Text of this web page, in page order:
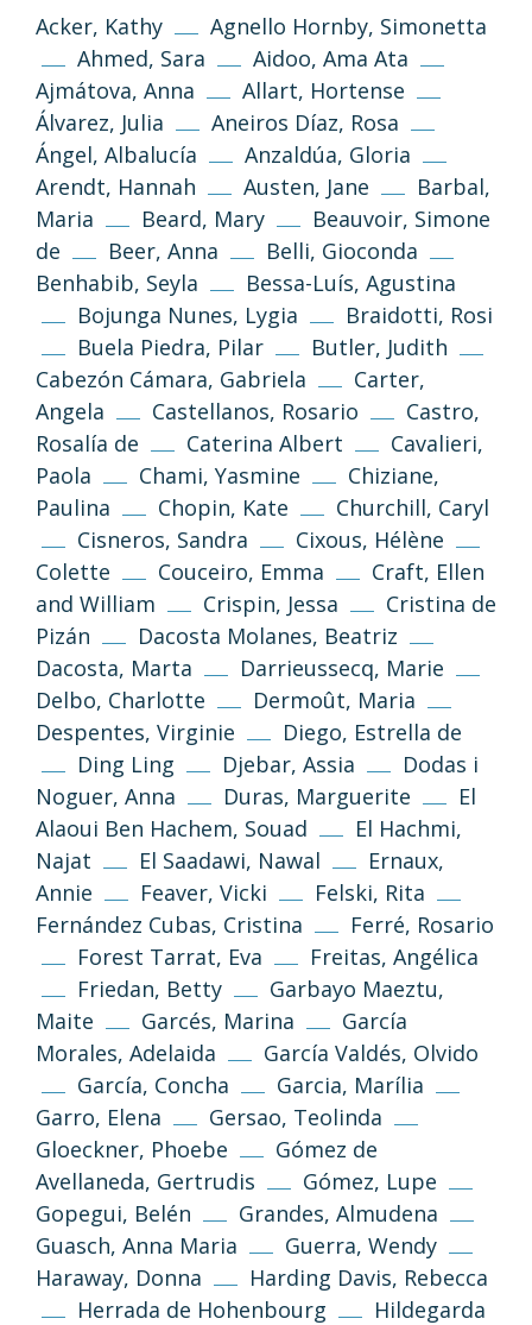
Acker, Kathy
Agnello Hornby, Simonetta
Ahmed, Sara
Aidoo, Ama Ata
Ajmátova, Anna
Allart, Hortense
Álvarez, Julia
Aneiros Díaz, Rosa
Ángel, Albalucía
Anzaldúa, Gloria
Arendt, Hannah
Austen, Jane
Barbal,
Maria
Beard, Mary
Beauvoir, Simone
de
Beer, Anna
Belli, Gioconda
Benhabib, Seyla
Bessa-Luís, Agustina
Bojunga Nunes, Lygia
Braidotti, Rosi
Buela Piedra, Pilar
Butler, Judith
Cabezón Cámara, Gabriela
Carter,
Angela
Castellanos, Rosario
Castro,
Rosalía de
Caterina Albert
Cavalieri,
Paola
Chami, Yasmine
Chiziane,
Paulina
Chopin, Kate
Churchill, Caryl
Cisneros, Sandra
Cixous, Hélène
Colette
Couceiro, Emma
Craft, Ellen
and William
Crispin, Jessa
Cristina de
Pizán
Dacosta Molanes, Beatriz
Dacosta, Marta
Darrieussecq, Marie
Delbo, Charlotte
Dermoût, Maria
Despentes, Virginie
Diego, Estrella de
Ding Ling
Djebar, Assia
Dodas i
Noguer, Anna
Duras, Marguerite
El
Alaoui Ben Hachem, Souad
El Hachmi,
Najat
El Saadawi, Nawal
Ernaux,
Annie
Feaver, Vicki
Felski, Rita
Fernández Cubas, Cristina
Ferré, Rosario
Forest Tarrat, Eva
Freitas, Angélica
Friedan, Betty
Garbayo Maeztu,
Maite
Garcés, Marina
García
Morales, Adelaida
García Valdés, Olvido
García, Concha
Garcia, Marília
Garro, Elena
Gersao, Teolinda
Gloeckner, Phoebe
Gómez de
Avellaneda, Gertrudis
Gómez, Lupe
Gopegui, Belén
Grandes, Almudena
Guasch, Anna Maria
Guerra, Wendy
Haraway, Donna
Harding Davis, Rebecca
Herrada de Hohenbourg
Hildegarda